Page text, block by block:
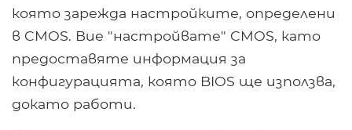
която зарежда настройките, определени
в CMOS. Вие "настройвате" CMOS, като
предоставяте информация за
конфигурацията, която BIOS ще използва,
докато работи.